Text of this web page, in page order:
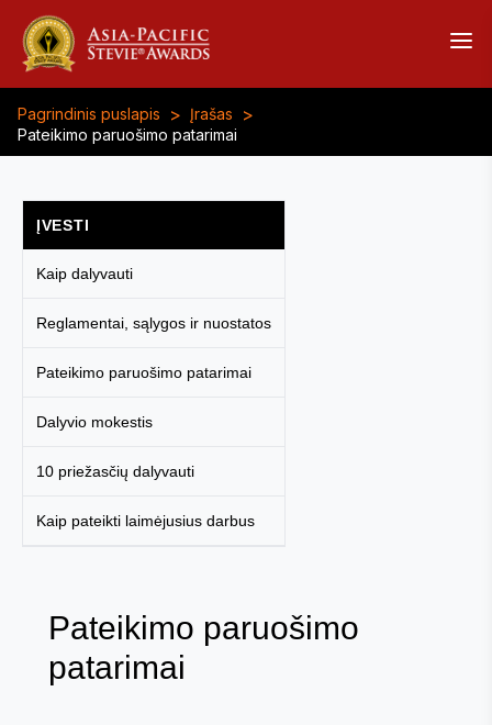
Pagrindinis puslapis > Įrašas >
Pateikimo paruošimo patarimai
ĮVESTI
Kaip dalyvauti
Reglamentai, sąlygos ir nuostatos
Pateikimo paruošimo patarimai
Dalyvio mokestis
10 priežasčių dalyvauti
Kaip pateikti laimėjusius darbus
Pateikimo paruošimo
patarimai